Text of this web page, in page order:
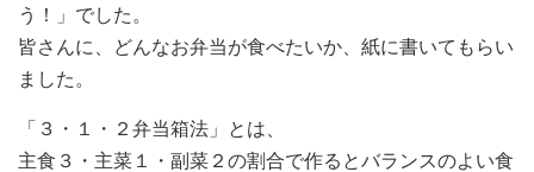
う！」でした。
皆さんに、どんなお弁当が食べたいか、紙に書いてもらい
ました。
「３・１・２弁当箱法」とは、
主食３・主菜１・副菜２の割合で作るとバランスのよい食